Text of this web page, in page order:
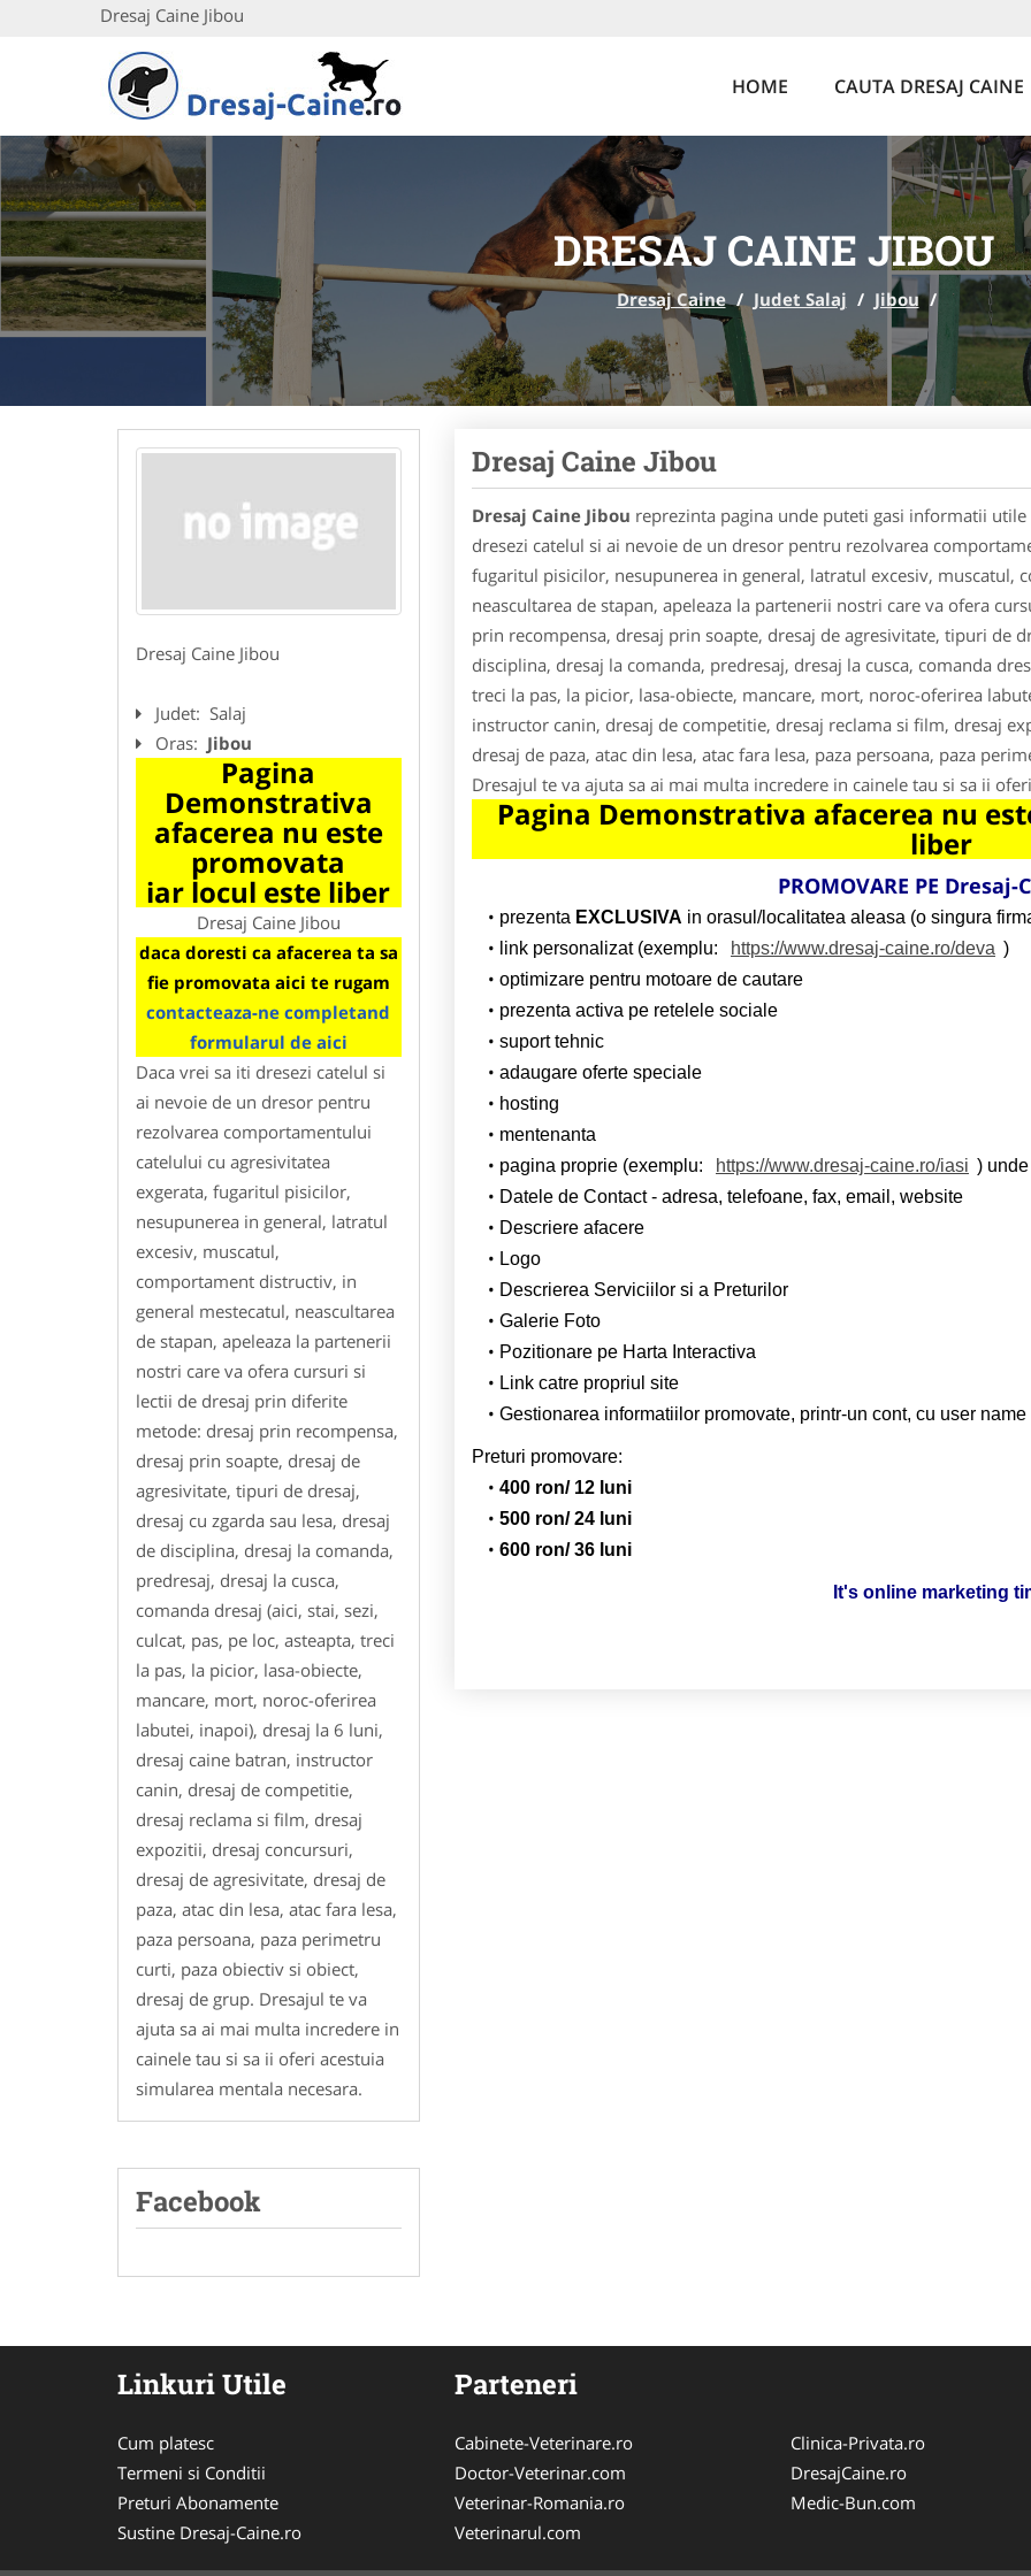
Dresaj Caine Jibou
HOME CAUTA DRESAJ CAINE
DRESAJ CAINE JIBOU
Dresaj Caine / Judet Salaj / Jibou /
Dresaj Caine Jibou
Judet: Salaj
Oras: Jibou
Pagina
Demonstrativa
afacerea nu este
promovata
iar locul este liber
Dresaj Caine Jibou
daca doresti ca afacerea ta sa
fie promovata aici te rugam
contacteaza-ne completand
formularul de aici
Daca vrei sa iti dresezi catelul si
ai nevoie de un dresor pentru
rezolvarea comportamentului
catelului cu agresivitatea
exgerata, fugaritul pisicilor,
nesupunerea in general, latratul
excesiv, muscatul,
comportament distructiv, in
general mestecatul, neascultarea
de stapan, apeleaza la partenerii
nostri care va ofera cursuri si
lectii de dresaj prin diferite
metode: dresaj prin recompensa,
dresaj prin soapte, dresaj de
agresivitate, tipuri de dresaj,
dresaj cu zgarda sau lesa, dresaj
de disciplina, dresaj la comanda,
predresaj, dresaj la cusca,
comanda dresaj (aici, stai, sezi,
culcat, pas, pe loc, asteapta, treci
la pas, la picior, lasa-obiecte,
mancare, mort, noroc-oferirea
labutei, inapoi), dresaj la 6 luni,
dresaj caine batran, instructor
canin, dresaj de competitie,
dresaj reclama si film, dresaj
expozitii, dresaj concursuri,
dresaj de agresivitate, dresaj de
paza, atac din lesa, atac fara lesa,
paza persoana, paza perimetru
curti, paza obiectiv si obiect,
dresaj de grup. Dresajul te va
ajuta sa ai mai multa incredere in
cainele tau si sa ii oferi acestuia
simularea mentala necesara.
Facebook
Dresaj Caine Jibou
Dresaj Caine Jibou reprezinta pagina unde puteti gasi informatii
dresezi catelul si ai nevoie de un dresor pentru rezolvarea
fugaritul pisicilor, nesupunerea in general, latratul excesiv, muscatul,
neascultarea de stapan, apeleaza la partenerii nostri care va ofera
prin recompensa, dresaj prin soapte, dresaj de agresivitate, tipuri de
disciplina, dresaj la comanda, predresaj, dresaj la cusca, comanda
treci la pas, la picior, lasa-obiecte, mancare, mort, noroc-oferirea
instructor canin, dresaj de competitie, dresaj reclama si film, dresaj
dresaj de paza, atac din lesa, atac fara lesa, paza persoana, paza
Dresajul te va ajuta sa ai mai multa incredere in cainele tau si sa ii
Pagina Demonstrativa afacerea nu
liber
PROMOVARE PE
prezenta EXCLUSIVA in orasul/localitatea aleasa (o singura
link personalizat (exemplu:
https://www.dresaj-caine.ro/deva )
optimizare pentru motoare de cautare
prezenta activa pe retelele sociale
suport tehnic
adaugare oferte speciale
hosting
mentenanta
pagina proprie (exemplu:
https://www.dresaj-caine.ro/iasi )
Datele de Contact - adresa, telefoane, fax, email, website
Descriere afacere
Logo
Descrierea Serviciilor si a Preturilor
Galerie Foto
Pozitionare pe Harta Interactiva
Link catre propriul site
Gestionarea informatiilor promovate, printr-un cont, cu user
Preturi promovare:
400 ron/ 12 luni
500 ron/ 24 luni
600 ron/ 36 luni
It's online marketing
Linkuri Utile
Cum platesc
Termeni si Conditii
Preturi Abonamente
Sustine Dresaj-Caine.ro
Parteneri
Cabinete-Veterinare.ro
Doctor-Veterinar.com
Veterinar-Romania.ro
Veterinarul.com
Clinica-Privata.ro
DresajCaine.ro
Medic-Bun.com